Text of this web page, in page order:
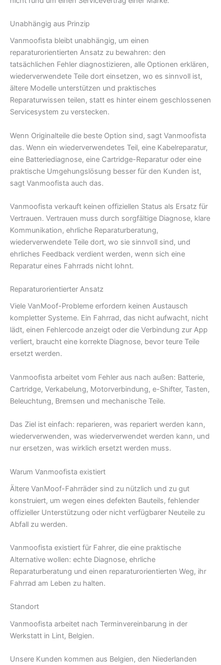
Unabhängig aus Prinzip
Vanmoofista bleibt unabhängig, um einen
reparaturorientierten Ansatz zu bewahren: den
tatsächlichen Fehler diagnostizieren, alle Optionen erklären,
wiederverwendete Teile dort einsetzen, wo es sinnvoll ist,
ältere Modelle unterstützen und praktisches
Reparaturwissen teilen, statt es hinter einem geschlossenen
Servicesystem zu verstecken.
Wenn Originalteile die beste Option sind, sagt Vanmoofista
das. Wenn ein wiederverwendetes Teil, eine Kabelreparatur,
eine Batteriediagnose, eine Cartridge-Reparatur oder eine
praktische Umgehungslösung besser für den Kunden ist,
sagt Vanmoofista auch das.
Vanmoofista verkauft keinen offiziellen Status als Ersatz für
Vertrauen. Vertrauen muss durch sorgfältige Diagnose, klare
Kommunikation, ehrliche Reparaturberatung,
wiederverwendete Teile dort, wo sie sinnvoll sind, und
ehrliches Feedback verdient werden, wenn sich eine
Reparatur eines Fahrrads nicht lohnt.
Reparaturorientierter Ansatz
Viele VanMoof-Probleme erfordern keinen Austausch
kompletter Systeme. Ein Fahrrad, das nicht aufwacht, nicht
lädt, einen Fehlercode anzeigt oder die Verbindung zur App
verliert, braucht eine korrekte Diagnose, bevor teure Teile
ersetzt werden.
Vanmoofista arbeitet vom Fehler aus nach außen: Batterie,
Cartridge, Verkabelung, Motorverbindung, e-Shifter, Tasten,
Beleuchtung, Bremsen und mechanische Teile.
Das Ziel ist einfach: reparieren, was repariert werden kann,
wiederverwenden, was wiederverwendet werden kann, und
nur ersetzen, was wirklich ersetzt werden muss.
Warum Vanmoofista existiert
Ältere VanMoof-Fahrräder sind zu nützlich und zu gut
konstruiert, um wegen eines defekten Bauteils, fehlender
offizieller Unterstützung oder nicht verfügbarer Neuteile zu
Abfall zu werden.
Vanmoofista existiert für Fahrer, die eine praktische
Alternative wollen: echte Diagnose, ehrliche
Reparaturberatung und einen reparaturorientierten Weg, ihr
Fahrrad am Leben zu halten.
Standort
Vanmoofista arbeitet nach Terminvereinbarung in der
Werkstatt in Lint, Belgien.
Unsere Kunden kommen aus Belgien, den Niederlanden